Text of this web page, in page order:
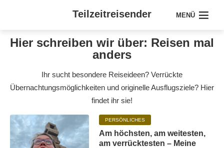
Teilzeitreisender MENÜ
Hier schreiben wir über: Reisen mal
anders
Ihr sucht besondere Reiseideen? Verrückte
Übernachtungsmöglichkeiten und originelle Ausflugsziele? Hier
findet ihr sie!
PERSÖNLICHES
Am höchsten, am weitesten,
am verrücktesten – Meine